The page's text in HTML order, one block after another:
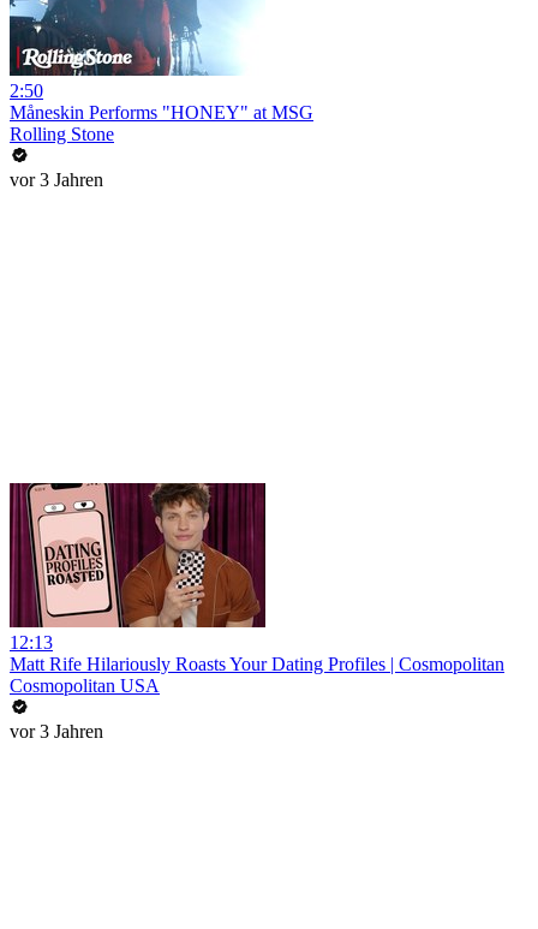
2:50
Måneskin Performs "HONEY" at MSG
Rolling Stone
vor 3 Jahren
12:13
Matt Rife Hilariously Roasts Your Dating Profiles | Cosmopolitan
Cosmopolitan USA
vor 3 Jahren